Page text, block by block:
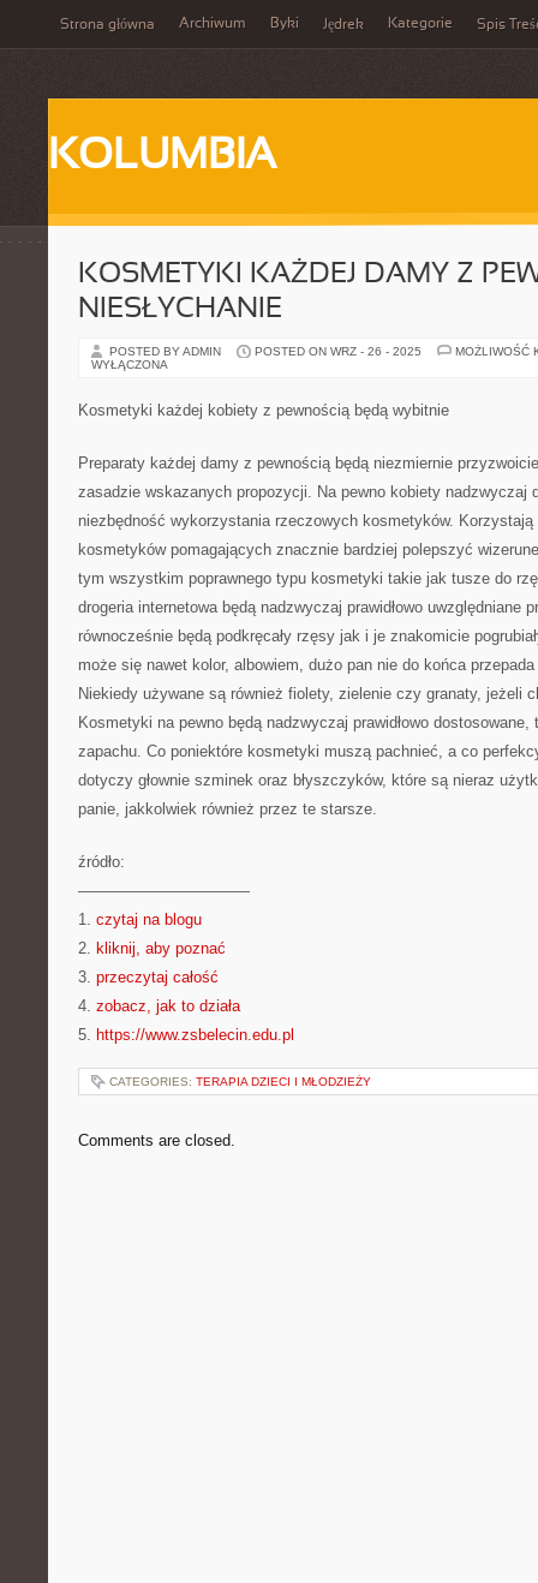
Strona główna Archiwum Byki Jędrek Kategorie Spis
KOLUMBIA
KOSMETYKI KAŻDEJ DAMY Z
NIESŁYCHANIE
POSTED BY ADMIN POSTED ON WRZ - 26 - 2025
MOŻLIWOŚĆ
WYŁĄCZONA
Kosmetyki każdej kobiety z pewnością będą wybitnie
Preparaty każdej damy z pewnością będą niezmiernie
zasadzie wskazanych propozycji. Na pewno kobiety nadzwyczaj
niezbędność wykorzystania rzeczowych kosmetyków.
kosmetyków pomagających znacznie bardziej polepszyć
tym wszystkim poprawnego typu kosmetyki takie jak tusze do
drogeria internetowa będą nadzwyczaj prawidłowo uwzględniane
równocześnie będą podkręcały rzęsy jak i je znakomicie
może się nawet kolor, albowiem, dużo pan nie do końca
Niekiedy używane są również fiolety, zielenie czy granaty, jeżeli
Kosmetyki na pewno będą nadzwyczaj prawidłowo
zapachu. Co poniektóre kosmetyki muszą pachnieć, a co
dotyczy głownie szminek oraz błyszczyków, które są nieraz
panie, jakkolwiek również przez te starsze.
źródło:
———————————
1. czytaj na blogu
2. kliknij, aby poznać
3. przeczytaj całość
4. zobacz, jak to działa
5. https://www.zsbelecin.edu.pl
CATEGORIES: TERAPIA DZIECI I MŁODZIEŻY
Comments are closed.